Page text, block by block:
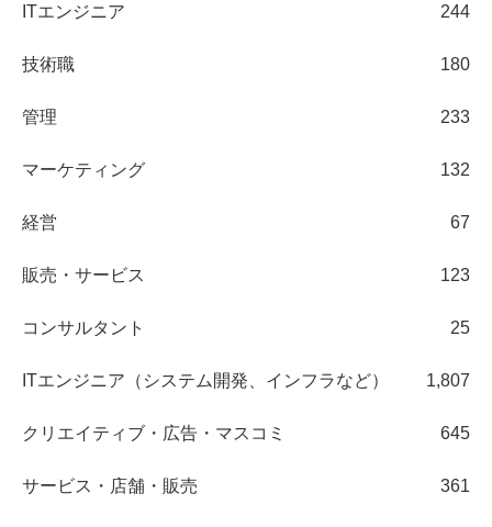
ITエンジニア 244
技術職 180
管理 233
マーケティング 132
経営 67
販売・サービス 123
コンサルタント 25
ITエンジニア（システム開発、インフラなど） 1,807
クリエイティブ・広告・マスコミ 645
サービス・店舗・販売 361